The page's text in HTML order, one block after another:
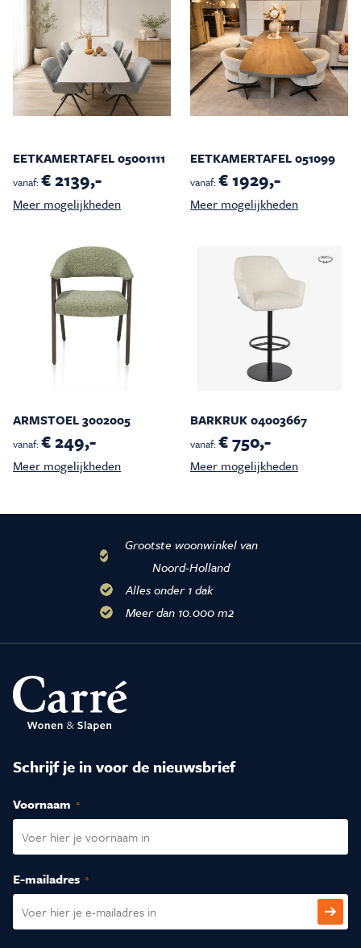
EETKAMERTAFEL 05001111
vanaf:€ 2139,-
Meer mogelijkheden
EETKAMERTAFEL 051099
vanaf:€ 1929,-
Meer mogelijkheden
ARMSTOEL 3002005
vanaf:€ 249,-
Meer mogelijkheden
BARKRUK 04003667
vanaf:€ 750,-
Meer mogelijkheden
Grootste woonwinkel van
Noord-Holland
Alles onder 1 dak
Meer dan 10.000 m2
Schrijf je in voor de nieuwsbrief
Voornaam (Vereist)
E-mailadres (Vereist)